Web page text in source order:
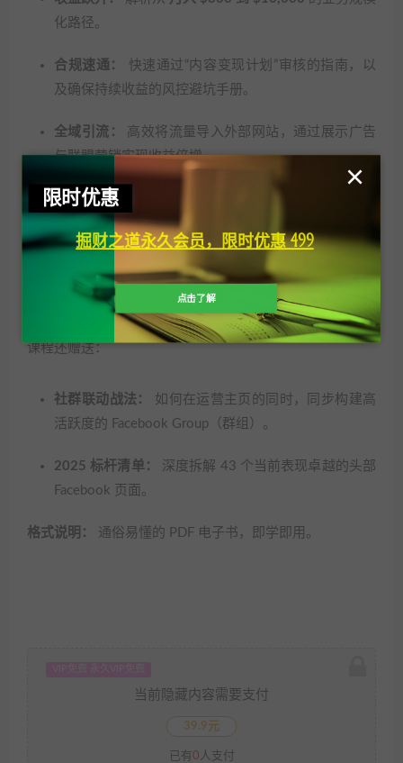
化路径。
合规速通：
快速通过“内容变现计划”审核的指南，以
及确保持续收益的风控避坑手册。
全域引流：
高效将流量导入外部网站，通过展示广告
与联盟营销实现收益倍增。
自动化运营：
规模化扩张。
课程还赠送：
社群联动战法：
如何在运营主页的同时，同步构建高
活跃度的 Facebook Group（群组）。
2025 标杆清单：
深度拆解 43 个当前表现卓越的头部
Facebook 页面。
格式说明： 通俗易懂的 PDF 电子书，即学即用。
当前隐藏内容需要支付
39.9元
已有0 人支付
限时优惠
掘财之道永久会员，限时优惠 499
点击了解
×